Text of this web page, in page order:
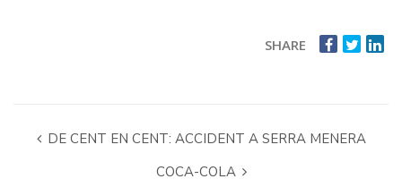
SHARE
DE CENT EN CENT: ACCIDENT A SERRA MENERA
COCA-COLA